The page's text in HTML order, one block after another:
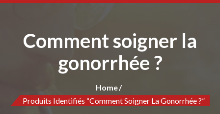
Comment soigner la
gonorrhée ?
Home
Produits Identifiés “Comment Soigner La Gonorrhée ?”